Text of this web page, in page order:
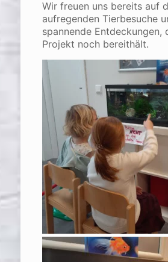
Wir freuen uns bereits auf
aufregenden Tierbesuche
spannende Entdeckungen,
Projekt noch bereithält.